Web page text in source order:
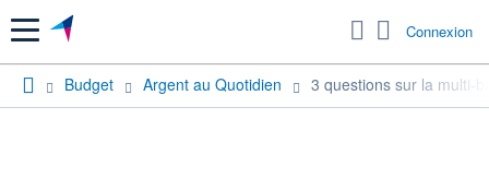
Menu Connexion
Budget Argent au Quotidien 3 questions sur la multi-